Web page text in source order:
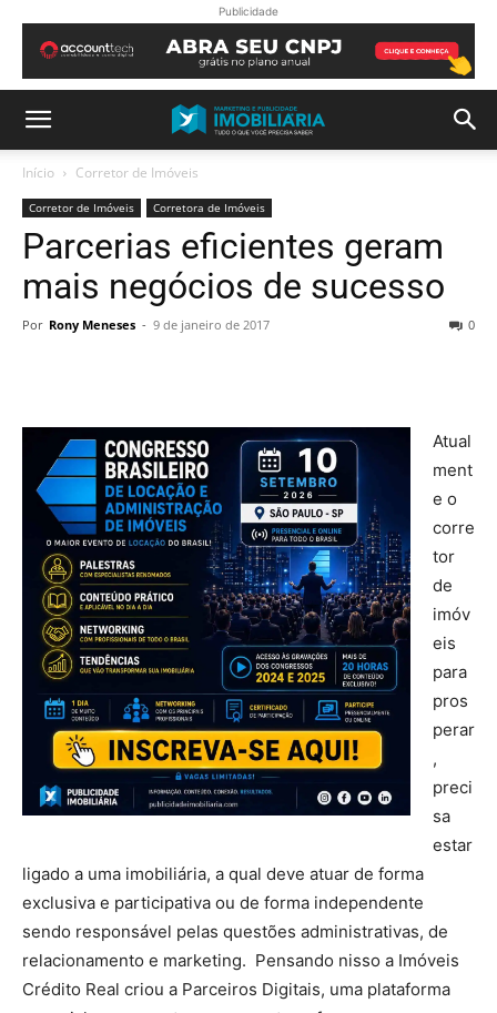
Publicidade
Início Corretor de Imóveis
Corretor de Imóveis Corretora de Imóveis
Parcerias eficientes geram
mais negócios de sucesso
Por Rony Meneses - 9 de janeiro de 2017 0
Atual
ment
e o
corre
tor
de
imóv
eis
para
pros
perar
,
preci
sa
estar
ligado a uma imobiliária, a qual deve atuar de forma
exclusiva e participativa ou de forma independente
sendo responsável pelas questões administrativas, de
relacionamento e marketing. Pensando nisso a Imóveis
Crédito Real criou a Parceiros Digitais, uma plataforma